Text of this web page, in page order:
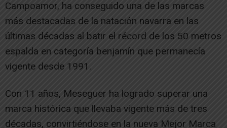
Campoamor, ha conseguido una de las marcas
más destacadas de la natación navarra en las
últimas décadas al batir el récord de los 50 metros
espalda en categoría benjamín que permanecía
vigente desde 1991.
Con 11 años, Meseguer ha logrado superar una
marca histórica que llevaba vigente más de tres
décadas, convirtiéndose en la nueva Mejor Marca